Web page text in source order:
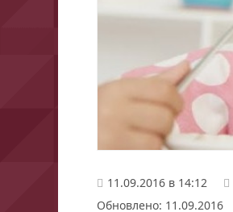
11.09.2016 в 14:12
Обновлено: 11.09.2016